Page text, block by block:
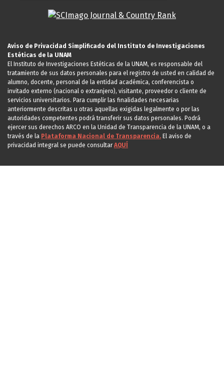
Aviso de Privacidad Simplificado del Instituto de Investigaciones
Estéticas de la UNAM
El Instituto de Investigaciones Estéticas de la UNAM, es responsable del
tratamiento de sus datos personales para el registro de usted en calidad de
alumno, docente, personal de la entidad académica, conferencista o
invitado externo (nacional o extranjero), visitante, proveedor o cliente de
servicios universitarios. Para cumplir las finalidades necesarias
anteriormente descritas u otras aquellas exigidas legalmente o por las
autoridades competentes podrá transferir sus datos personales. Podrá
ejercer sus derechos ARCO en la Unidad de Transparencia de la UNAM, o a
través de la Plataforma Nacional de Transparencia. El aviso de
privacidad integral se puede consultarAQUÍ